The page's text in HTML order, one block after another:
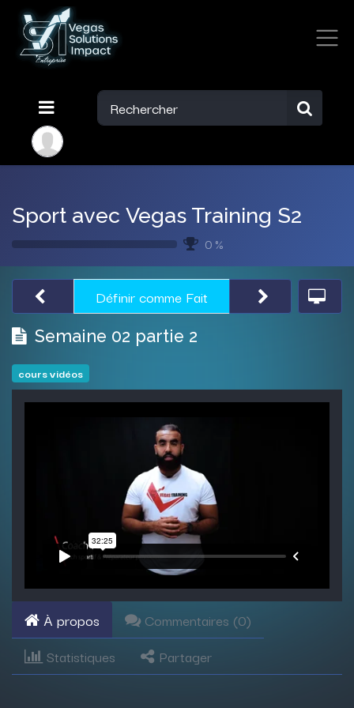
Sport avec Vegas Training S2
0 %
Semaine 02 partie 2
Définir comme Fait
cours vidéos
À propos Commentaires (0)
Statistiques
Partager